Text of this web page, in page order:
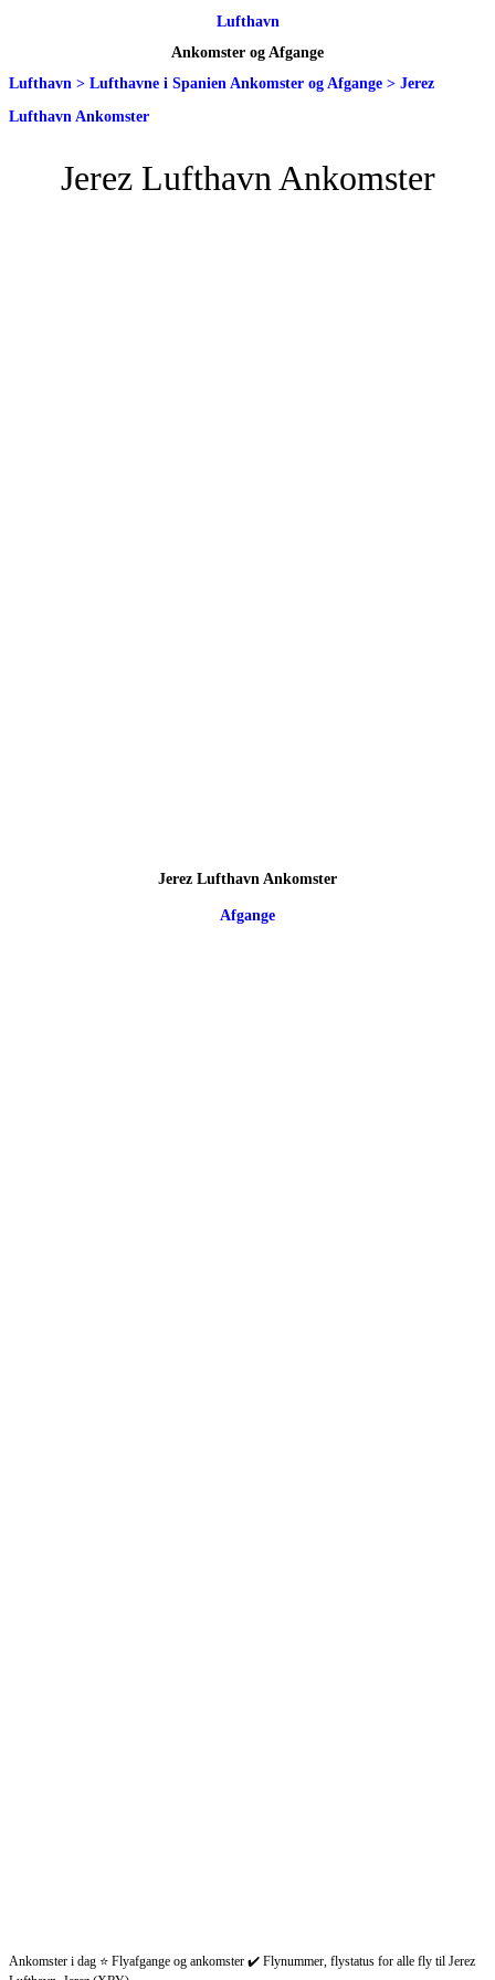
Lufthavn
Ankomster og Afgange
Lufthavn > Lufthavne i Spanien Ankomster og Afgange > Jerez
Lufthavn Ankomster
Jerez Lufthavn Ankomster
Jerez Lufthavn Ankomster
Afgange
Ankomster i dag ⭐ Flyafgange og ankomster ✔️ Flynummer, flystatus for alle fly til Jerez